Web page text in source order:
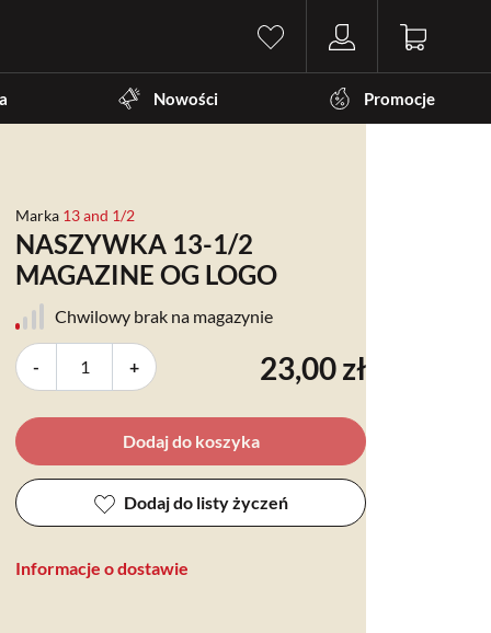
Nowości Promocje
Marka 13 and 1/2
NASZYWKA 13-1/2
MAGAZINE OG LOGO
Chwilowy brak na magazynie
- + 23,00 zł
Dodaj do koszyka
Dodaj do listy życzeń
Informacje o dostawie